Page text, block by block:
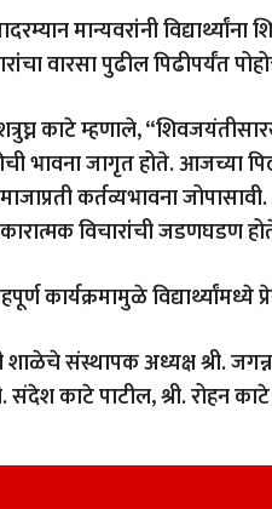
मान्यवरांनी
वारसा पुढील पिढीपर्यंत
काटे म्हणाले,
भावना जागृत होते. आजच्या
कर्तव्यभावना
विचारांची जडणघडण
कार्यक्रमामुळे
शाळेचे संस्थापक अध्यक्ष श्री.
संदेश काटे पाटील, श्री. रोहन